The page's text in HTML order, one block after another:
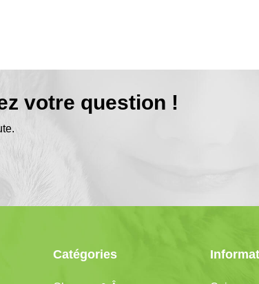
votre question !
Catégories